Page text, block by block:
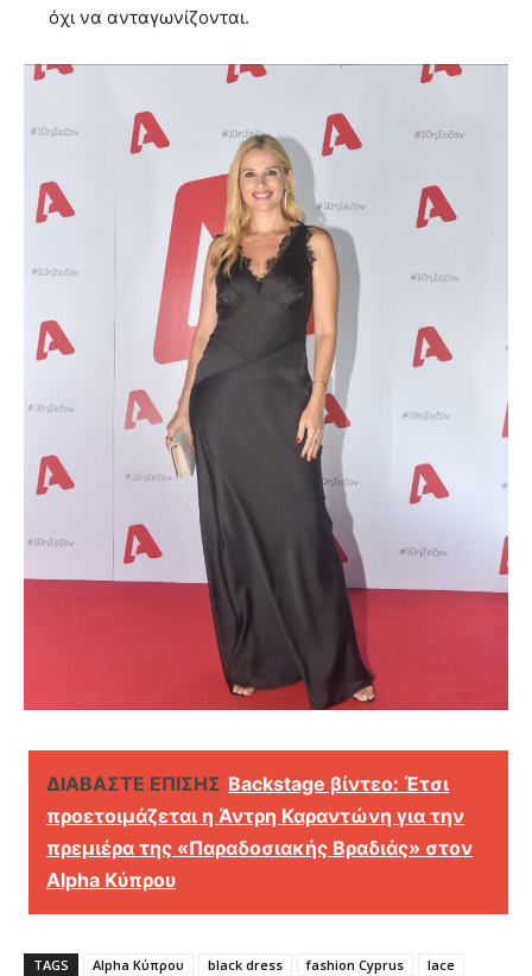
όχι να ανταγωνίζονται.
ΔΙΑΒΑΣΤΕ ΕΠΙΣΗΣ Backstage βίντεο: Έτσι
προετοιμάζεται η Άντρη Καραντώνη για την
πρεμιέρα της «Παραδοσιακής Βραδιάς» στον
Alpha Κύπρου
TAGS Alpha Κύπρου black dress fashion Cyprus
lace